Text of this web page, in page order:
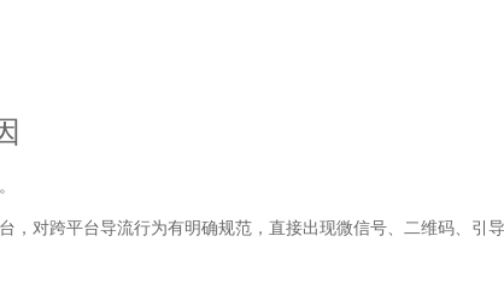
，对跨平台导流行为有明确规范，直接出现微信号、二维码、引导